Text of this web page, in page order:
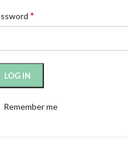
*
LOG IN
Remember me